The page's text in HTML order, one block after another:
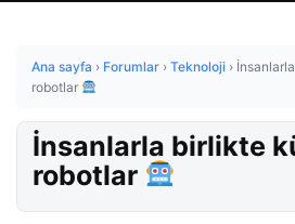
Ana sayfa › Forumlar › Teknoloji ›
robotlar
İnsanlarla birlikte
robotlar